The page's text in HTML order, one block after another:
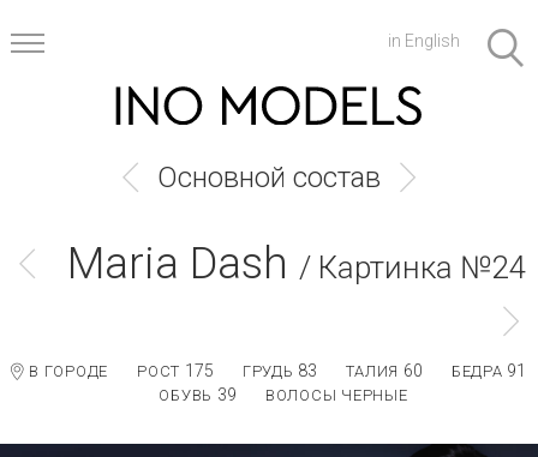
in English
Основной состав
Maria Dash / Картинка №24
В ГОРОДЕ РОСТ 175 ГРУДЬ 83 ТАЛИЯ 60 БЕДРА 91
ОБУВЬ 39 ВОЛОСЫ ЧЕРНЫЕ